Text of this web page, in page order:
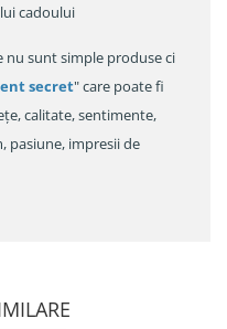
cadoului
nu sunt simple produse ci
secret" care poate fi
calitate, sentimente,
pasiune, impresii de